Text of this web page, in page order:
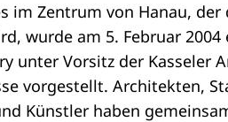
im Zentrum von Hanau, der
wurde am 5. Februar 2004
unter Vorsitz der Kasseler
vorgestellt. Architekten,
Künstler haben